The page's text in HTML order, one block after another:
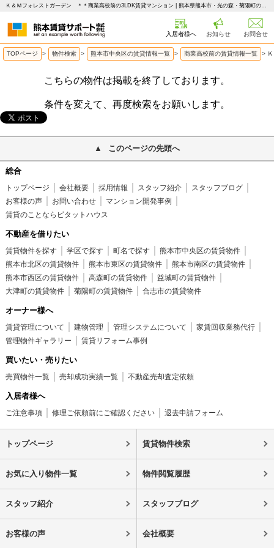
Ｋ＆Ｍフォレストガーデン ＊＊商業高校前の3LDK賃貸マンション | 熊本県熊本市・光の森・菊陽町の賃貸はピタットハウス 熊本賃貸サポート
入居者様へ お知らせ お問合せ
TOPページ > 物件検索 > 熊本市中央区の賃貸情報一覧 > 商業高校前の賃貸情報一覧 >
こちらの物件は掲載を終了しております。
条件を変えて、再度検索をお願いします。
このページの先頭へ
総合
トップページ 会社概要 採用情報 スタッフ紹介
スタッフブログ
お客様の声
お問い合わせ
マンション開発事例
賃貸のことならピタットハウス
不動産を借りたい
賃貸物件を探す 学区で探す 町名で探す
熊本市中央区の賃貸物件
熊本市北区の賃貸物件
熊本市東区の賃貸物件
熊本市南区の賃貸物件
熊本市西区の賃貸物件
高森町の賃貸物件
益城町の賃貸物件
大津町の賃貸物件
菊陽町の賃貸物件 合志市の賃貸物件
オーナー様へ
賃貸管理について 建物管理 管理システムについて
家賃回収業務代行
管理物件ギャラリー
賃貸リフォーム事例
買いたい・売りたい
売買物件一覧 売却成功実績一覧 不動産売却査定依頼
入居者様へ
ご注意事項 修理ご依頼前にご確認ください 退去申請フォーム
トップページ 賃貸物件検索
お気に入り物件一覧 物件閲覧履歴
スタッフ紹介 スタッフブログ
お客様の声 会社概要